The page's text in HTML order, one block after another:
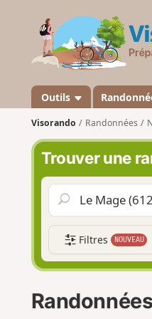
Outils
Visorando Randonnées
Trouver une
Filtres NOUVEAU